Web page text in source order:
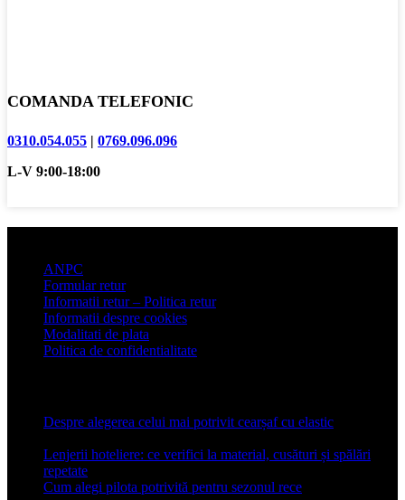
COMANDA TELEFONIC
0310.054.055 | 0769.096.096
L-V 9:00-18:00
ANPC
Formular retur
Informatii retur – Politica retur
Informatii despre cookies
Modalitati de plata
Politica de confidentialitate
Despre alegerea celui mai potrivit cearșaf cu elastic
Lenjerii hoteliere: ce verifici la material, cusături și spălări
repetate
Cum alegi pilota potrivită pentru sezonul rece